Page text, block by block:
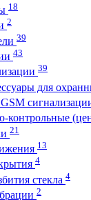
18
2
39
43
39
для
21
13
4
стекла 4
2